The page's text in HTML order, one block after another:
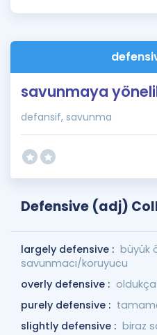
İngilizce Gramer
savunmaya
defansif, savunma
Defensive (adj)
largely defensive : büyük
savunmacı/koruyucu
overly defensive :
purely defensive :
slightly defensive : biraz